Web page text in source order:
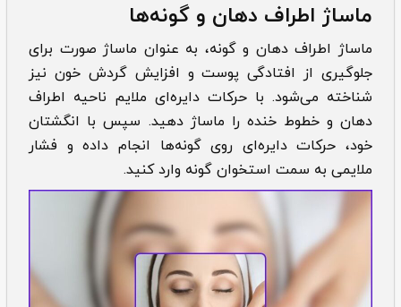
ماساژ اطراف دهان و گونه‌ها
ماساژ اطراف دهان و گونه، به عنوان ماساژ صورت برای
جلوگیری از افتادگی پوست و افزایش گردش خون نیز
شناخته می‌شود. با حرکات دایره‌ای ملایم ناحیه اطراف
دهان و خطوط خنده را ماساژ دهید. سپس با انگشتان
خود، حرکات دایره‌ای روی گونه‌ها انجام داده و فشار
ملایمی به سمت استخوان گونه وارد کنید.